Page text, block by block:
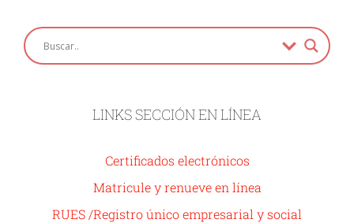
LINKS SECCIÓN EN LÍNEA
Certificados electrónicos
Matricule y renueve en línea
RUES /Registro único empresarial y social